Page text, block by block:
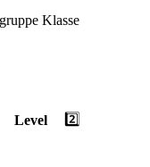
Klasse
Level 2️⃣